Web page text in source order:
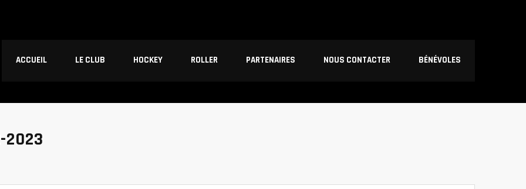
ACCUEIL LE CLUB HOCKEY ROLLER PARTENAIRES NOUS CONTACTER BÉNÉVOLES
2023